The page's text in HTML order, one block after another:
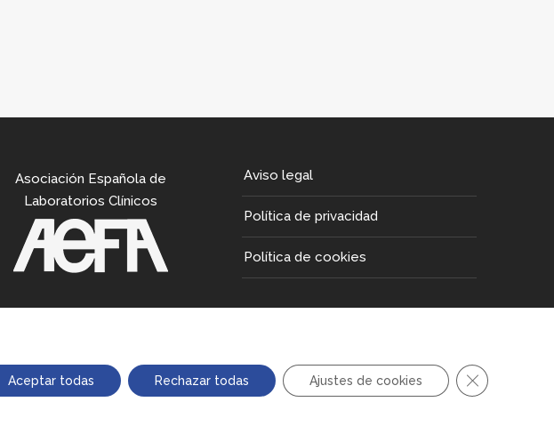
Asociación Española de
Laboratorios Clínicos
Aviso legal
Política de privacidad
Política de cookies
Aceptar todas Rechazar todas Ajustes de cookies CERRAR EL